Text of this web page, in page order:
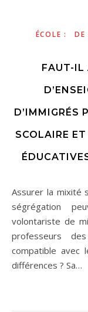
ÉCOLE : DE
FAUT-IL
D’IMMIGRÉS
SCOLAIRE
Assurer la mixité scolaire et lutter contre toute forme de
ségrégation
volontariste de
professeurs
compatible avec
différences ? Sa…